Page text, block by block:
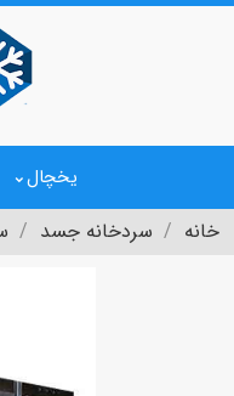
یخچال
خانه سردخانه جسد